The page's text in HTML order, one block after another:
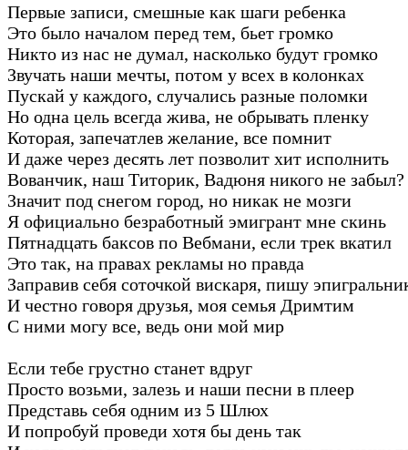
Первые записи, смешные как шаги ребенка
Это было началом перед тем, бьет громко
Никто из нас не думал, насколько будут громко
Звучать наши мечты, потом у всех в колонках
Пускай у каждого, случались разные поломки
Но одна цель всегда жива, не обрывать пленку
Которая, запечатлев желание, все помнит
И даже через десять лет позволит хит исполнить
Вованчик, наш Титорик, Вадюня никого не забыл?
Значит под снегом город, но никак не мозги
Я официально безработный эмигрант мне скинь
Пятнадцать баксов по Вебмани, если трек вкатил
Это так, на правах рекламы но правда
Заправив себя соточкой вискаря, пишу
И честно говоря друзья, моя семья Дримтим
С ними могу все, ведь они мой мир
Если тебе грустно станет вдруг
Просто возьми, залезь и наши песни в плеер
Представь себя одним из 5 Шлюх
И попробуй проведи хотя бы день так